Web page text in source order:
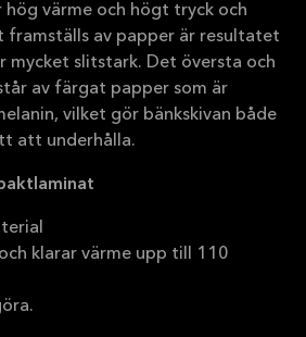
hög värme och högt tryck och
av papper är resultatet
mycket slitstark. Det översta och
av färgat papper som är
vilket gör bänkskivan både
att underhålla.
klarar värme upp till 110